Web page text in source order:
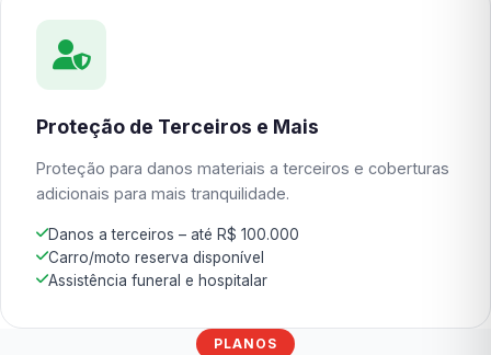
Proteção de Terceiros e Mais
Proteção para danos materiais a terceiros e coberturas
adicionais para mais tranquilidade.
Danos a terceiros – até R$ 100.000
Carro/moto reserva disponível
Assistência funeral e hospitalar
PLANOS